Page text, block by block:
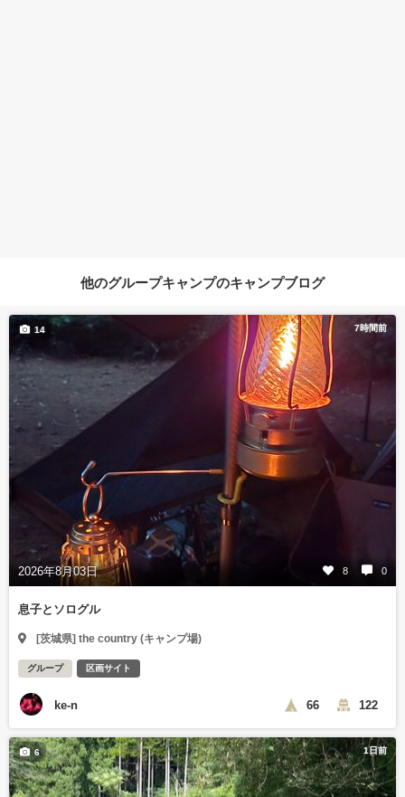
他のグループキャンプのキャンプブログ
7時間前
2026年8月03日 8 0
14
息子とソログル
[茨城県] the country (キャンプ場)
グループ 区画サイト
ke-n 66 122
1日前
6